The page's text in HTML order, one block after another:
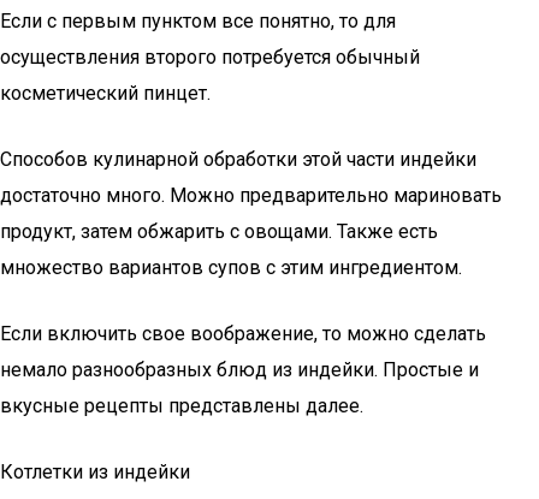
Если с первым пунктом все понятно, то для
осуществления второго потребуется обычный
косметический пинцет.
Способов кулинарной обработки этой части индейки
достаточно много. Можно предварительно мариновать
продукт, затем обжарить с овощами. Также есть
множество вариантов супов с этим ингредиентом.
Если включить свое воображение, то можно сделать
немало разнообразных блюд из индейки. Простые и
вкусные рецепты представлены далее.
Котлетки из индейки